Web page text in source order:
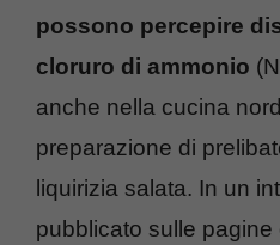
possono percepire
cloruro di ammonio
anche nella cucina
preparazione di
liquirizia salata. In un
pubblicato sulle pagine